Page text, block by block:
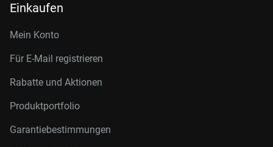
Einkaufen
Mein Konto
Für E-Mail registrieren
Rabatte und Aktionen
Produktportfolio
Garantiebestimmungen